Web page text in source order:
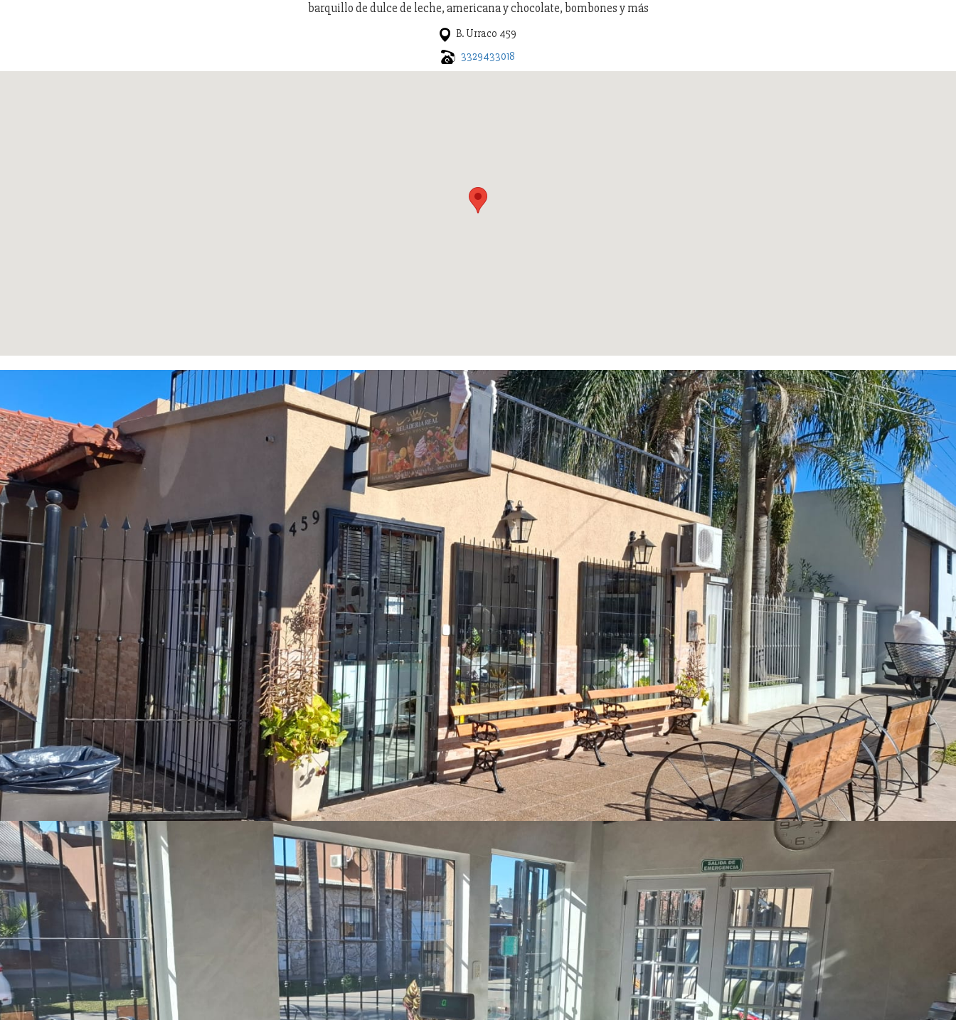
barquillo de dulce de leche, americana y chocolate, bombones y más
B. Urraco 459
3329433018